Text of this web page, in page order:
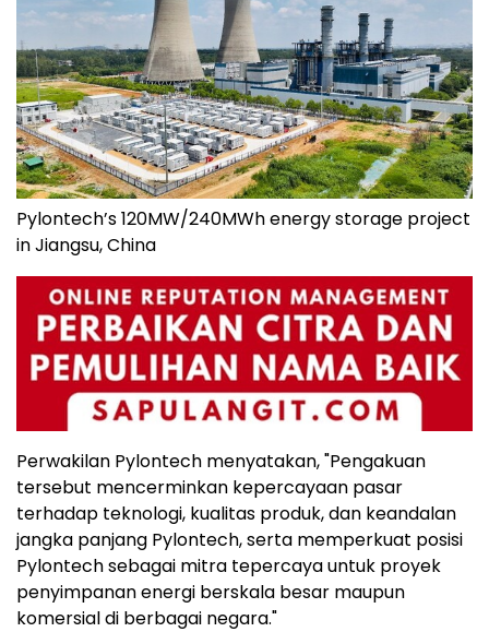
Pylontech’s 120MW/240MWh energy storage project
in Jiangsu, China
Perwakilan Pylontech menyatakan, "Pengakuan
tersebut mencerminkan kepercayaan pasar
terhadap teknologi, kualitas produk, dan keandalan
jangka panjang Pylontech, serta memperkuat posisi
Pylontech sebagai mitra tepercaya untuk proyek
penyimpanan energi berskala besar maupun
komersial di berbagai negara."